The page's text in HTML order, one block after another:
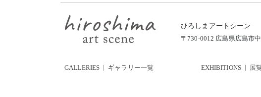
ひろしまアートシーン
〒730-0012 広島県広島市
GALLERIES ギャラリー一覧 EXHIBITIONS 展